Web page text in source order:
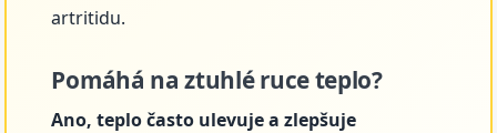
artritidu.
Pomáhá na ztuhlé ruce teplo?
Ano, teplo často ulevuje a zlepšuje